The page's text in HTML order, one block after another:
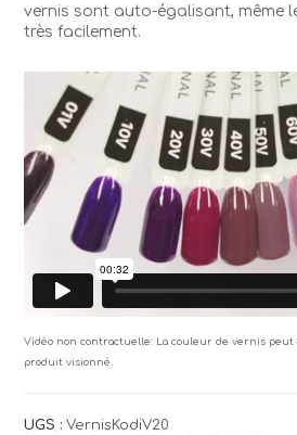
vernis sont auto-égalisant, même
très facilement.
Vidéo non contractuelle: La couleur de vernis
produit visionné.
UGS :VernisKodiV20